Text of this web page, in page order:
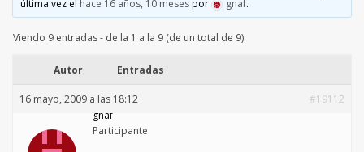
Ayuda
Contacto
última vez el hace 16 años, 10 mesespor gnaf.
Viendo 9 entradas - de la 1 a la 9 (de un total de 9)
Autor Entradas
16 mayo, 2009 a las 18:12
#19112
gnaf
Participante